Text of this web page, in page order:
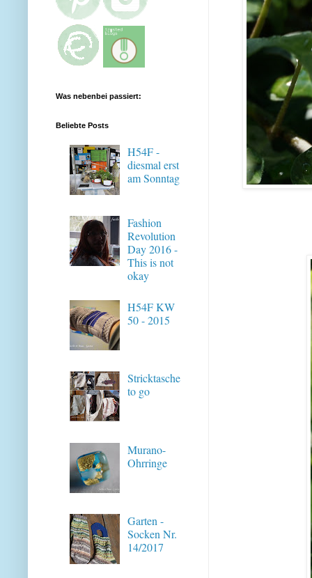
Was nebenbei passiert:
Beliebte Posts
H54F -
diesmal erst
am Sonntag
Fashion
Revolution
Day 2016 -
This is not
okay
H54F KW
50 - 2015
Stricktasche
to go
Murano-
Ohrringe
Garten -
Socken Nr.
14/2017